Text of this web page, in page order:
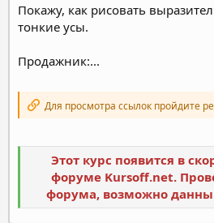
Покажу, как рисовать
тонкие усы.
Продажник:...
Для просмотра ссылок пройдите
Этот курс появится в
форуме Kursoff.net.
форума, возможно